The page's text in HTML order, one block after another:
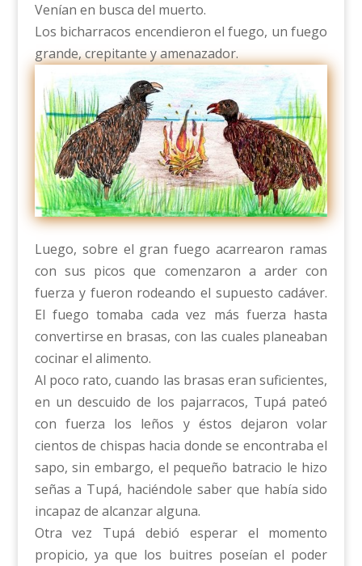
Venían en busca del muerto.
Los bicharracos encendieron el fuego, un fuego
grande, crepitante y amenazador.
Luego, sobre el gran fuego acarrearon ramas
con sus picos que comenzaron a arder con
fuerza y fueron rodeando el supuesto cadáver.
El fuego tomaba cada vez más fuerza hasta
convertirse en brasas, con las cuales planeaban
cocinar el alimento.
Al poco rato, cuando las brasas eran suficientes,
en un descuido de los pajarracos, Tupá pateó
con fuerza los leños y éstos dejaron volar
cientos de chispas hacia donde se encontraba el
sapo, sin embargo, el pequeño batracio le hizo
señas a Tupá, haciéndole saber que había sido
incapaz de alcanzar alguna.
Otra vez Tupá debió esperar el momento
propicio, ya que los buitres poseían el poder